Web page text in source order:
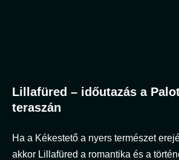
Lillafüred – időutazás a
teraszán
Ha a Kékestető a nyers természet
akkor Lillafüred a romantika és a